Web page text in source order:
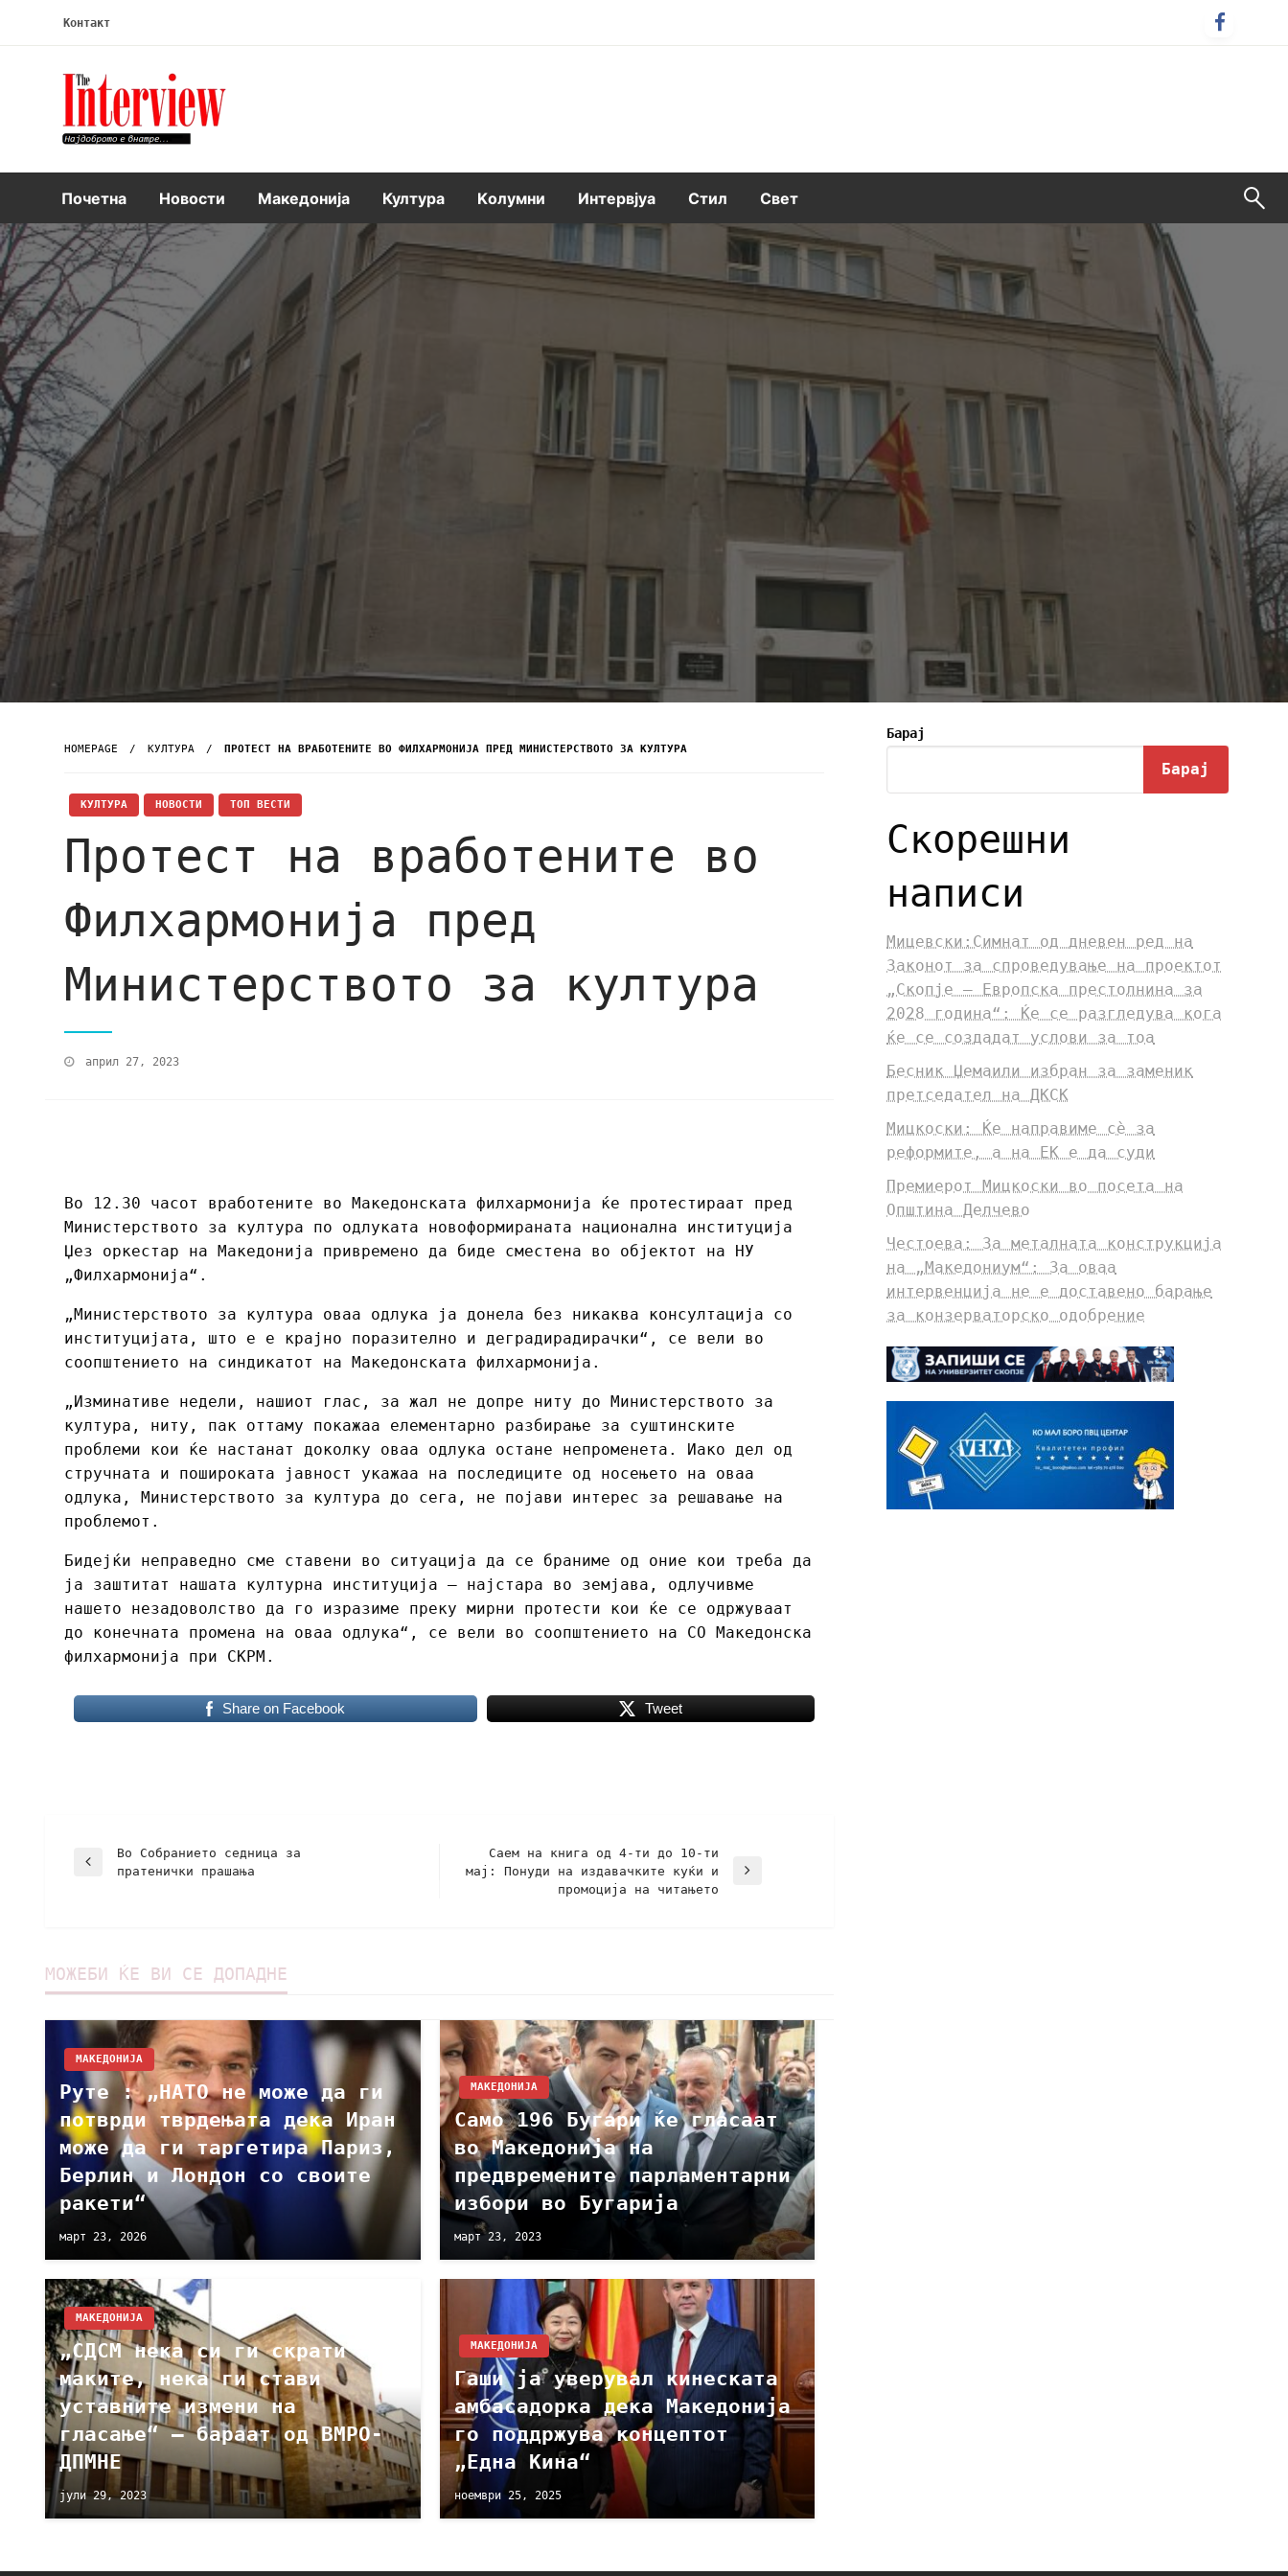
Контакт
Интервју
Почетна Новости Македонија Култура Kолумни Интервјуа Стил Свет
HOMEPAGE КУЛТУРА ПРОТЕСТ НА ВРАБОТЕНИТЕ ВО ФИЛХАРМОНИЈА ПРЕД МИНИСТЕРСТВОТО ЗА КУЛТУРА
КУЛТУРА НОВОСТИ ТОП ВЕСТИ
Протест на вработените во
Филхармонија пред
Министерството за култура
април 27, 2023
Во 12.30 часот вработените во Македонската филхармонија ќе протестираат пред
Министерството за култура по одлуката новоформираната национална институција
Џез оркестар на Македонија привремено да биде сместена во објектот на НУ
„Филхармонија“.
„Министерството за култура оваа одлука ја донела без никаква консултација со
институцијата, што е е крајно поразително и деградирадирачки“, се вели во
соопштението на синдикатот на Македонската филхармонија.
„Изминативе недели, нашиот глас, за жал не допре ниту до Министерството за
култура, ниту, пак оттаму покажаа елементарно разбирање за суштинските
проблеми кои ќе настанат доколку оваа одлука остане непроменета. Иако дел од
стручната и пошироката јавност укажаа на последиците од носењето на оваа
одлука, Министерството за култура до сега, не појави интерес за решавање на
проблемот.
Бидејќи неправедно сме ставени во ситуација да се браниме од оние кои треба да
ја заштитат нашата културна институција – најстара во земјава, одлучивме
нашето незадоволство да го изразиме преку мирни протести кои ќе се одржуваат
дo конечната промена на оваа одлука“, се вели во соопштението на СО Македонска
филхармонија при СКРМ.
Share on Facebook Tweet
Во Собранието седница за
пратенички прашања
Саем на книга од 4-ти до 10-ти
мај: Понуди на издавачките куќи и
промоција на читањето
МОЖЕБИ ЌЕ ВИ СЕ ДОПАДНЕ
МАКЕДОНИЈА
Руте : „НАТО не може да ги
потврди тврдењата дека Иран
може да ги таргетира Париз,
Берлин и Лондон со своите
ракети“
март 23, 2026
МАКЕДОНИЈА
Само 196 Бугари ќе гласаат
во Македонија на
предвремените парламентарни
избори во Бугарија
март 23, 2023
МАКЕДОНИЈА
„СДСМ нека си ги скрати
маките, нека ги стави
уставните измени на
гласање“ – бараат од ВМРО-
ДПМНЕ
јули 29, 2023
МАКЕДОНИЈА
Гаши ја уверувал кинеската
амбасадорка дека Македонија
го поддржува концептот
„Една Кина“
ноември 25, 2025
Барај
Барај
Скорешни
написи
Мицевски:Симнат од дневен ред на
Законот за спроведување на проектот
„Скопје – Европска престолнина за
2028 година“: Ќе се разгледува кога
ќе се создадат услови за тоа
Бесник Џемаили избран за заменик
претседател на ДКСК
Мицкоски: Ќе направиме сè за
реформите, а на ЕК е да суди
Премиерот Мицкоски во посета на
Општина Делчево
Честоева: За металната конструкција
на „Македониум“: За оваа
интервенција не е доставено барање
за конзерваторско одобрение